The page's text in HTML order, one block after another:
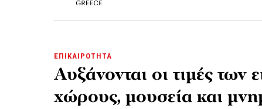
ΕΠΙΚΑΙΡΟΤΗΤΑ
Αυξάνονται οι τιμές των
χώρους, μουσεία και